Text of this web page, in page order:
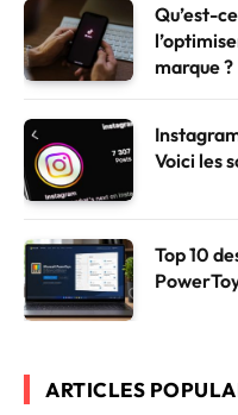
Qu’est-
marque ?
Voici les
Top 10
ARTICLES